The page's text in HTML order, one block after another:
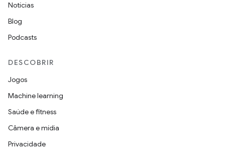
Notícias
Blog
Podcasts
DESCOBRIR
Jogos
Machine learning
Saúde e fitness
Câmera e mídia
Privacidade